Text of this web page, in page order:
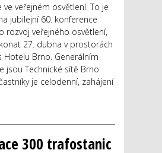
ve veřejném osvětlení. To je
jubilejní 60. konference
rozvoj veřejného osvětlení,
27. dubna v prostorách
Hotelu Brno. Generálním
jsou Technické sítě Brno.
je celodenní, zahájení
300 trafostanic